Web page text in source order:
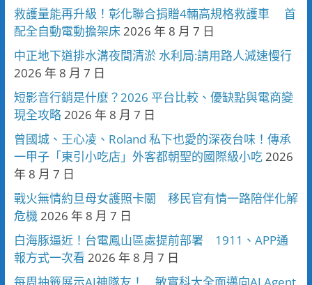
救護量能再升級！彰化聯合捐贈4輛高規格救護車 首
配全自動電動擔架床2026 年 8 月 7 日
中正地下道排水溝夜間清淤 水利局:請用路人減速慢行
2026 年 8 月 7 日
短影音行銷是什麼？2026 平台比較、優缺點與電商變
現全攻略2026 年 8 月 7 日
曾國城、王心凌、Roland 私下也愛的深夜台味！傳承
一甲子「東引小吃店」外客都朝聖的國際級小吃2026
年 8 月 7 日
戰火無情約旦母女護照卡關 移民官有情一路陪伴化解
危機2026 年 8 月 7 日
白海豚逼近！台電鳳山區處提前部署 1911、APP通
報方式一次看 2026 年 8 月 7 日